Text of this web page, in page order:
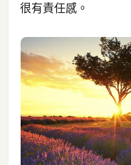
很有責任感。